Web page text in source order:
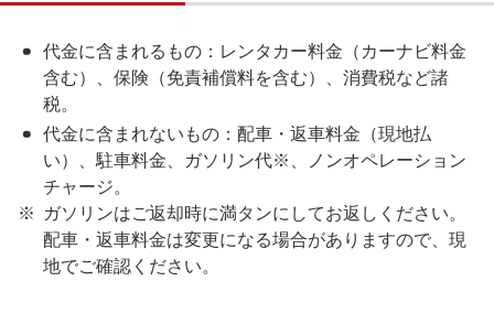
代金に含まれるもの：レンタカー料金（カーナビ料金
含む）、保険（免責補償料を含む）、消費税など諸
税。
代金に含まれないもの：配車・返車料金（現地払
い）、駐車料金、ガソリン代※、ノンオペレーション
チャージ。
ガソリンはご返却時に満タンにしてお返しください。
配車・返車料金は変更になる場合がありますので、現
地でご確認ください。